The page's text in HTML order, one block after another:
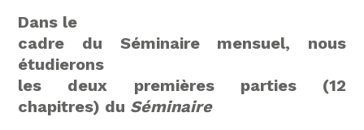
Dans le
cadre du Séminaire mensuel, nous
étudierons
les deux premières parties (12
chapitres) du Séminaire